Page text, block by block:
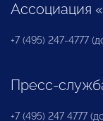
Ассоциация
+7 (495) 247-4777
Пресс-
+7 (495) 247 4777